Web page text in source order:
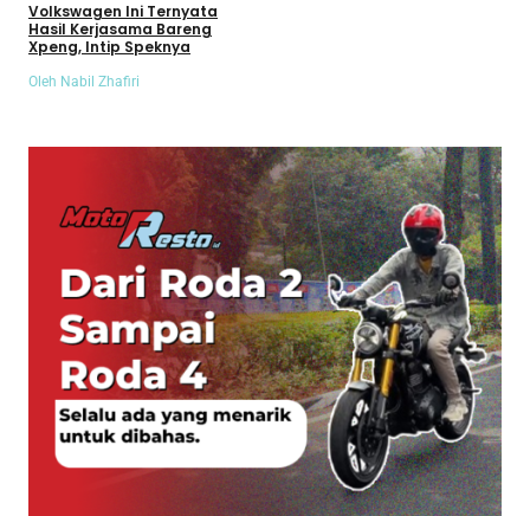
Volkswagen Ini Ternyata
Hasil Kerjasama Bareng
Xpeng, Intip Speknya
Oleh Nabil Zhafiri